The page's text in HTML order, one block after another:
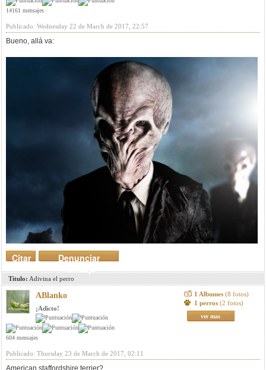
14161 mensajes
Publicado: Wednesday 22 de March de 2017, 22:57
Bueno, allá va:
Denunciar
mensaje
Citar
Titulo: Adivina el perro
ABlanko
¡Adicto!
604 mensajes
1 Albumes (8 fotos)
1 perros (2 fotos)
ver mas
Publicado: Thursday 23 de March de 2017, 02:11
American staffordshire terrier?